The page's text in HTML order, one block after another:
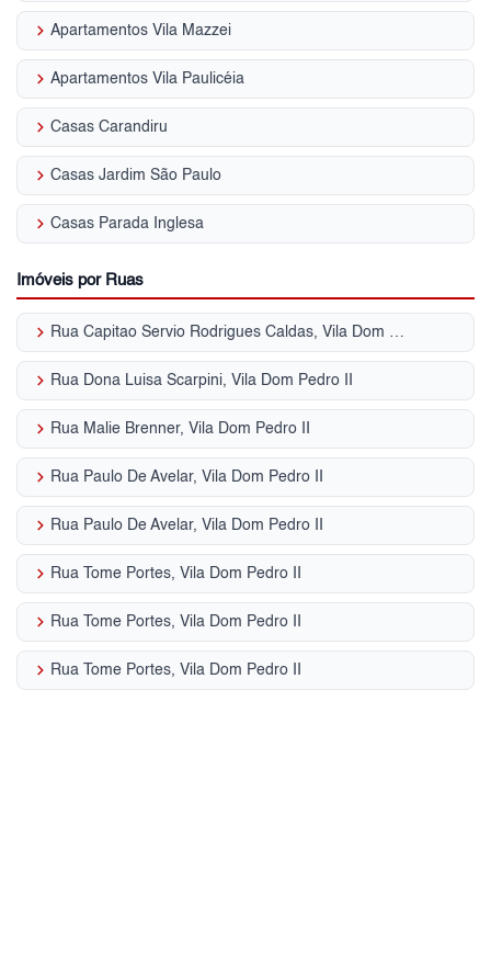
keyboard_arrow_right Apartamentos Vila Mazzei
keyboard_arrow_right Apartamentos Vila Paulicéia
keyboard_arrow_right Casas Carandiru
keyboard_arrow_right Casas Jardim São Paulo
keyboard_arrow_right Casas Parada Inglesa
Imóveis por Ruas
keyboard_arrow_right Rua Capitao Servio Rodrigues Caldas, Vila Dom Pedro II
keyboard_arrow_right Rua Dona Luisa Scarpini, Vila Dom Pedro II
keyboard_arrow_right Rua Malie Brenner, Vila Dom Pedro II
keyboard_arrow_right Rua Paulo De Avelar, Vila Dom Pedro II
keyboard_arrow_right Rua Paulo De Avelar, Vila Dom Pedro II
keyboard_arrow_right Rua Tome Portes, Vila Dom Pedro II
keyboard_arrow_right Rua Tome Portes, Vila Dom Pedro II
keyboard_arrow_right Rua Tome Portes, Vila Dom Pedro II